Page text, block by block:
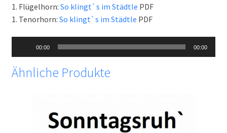
1. Flügelhorn: So klingt`s im Städtle PDF
1. Tenorhorn: So klingt`s im Städtle PDF
Player
00:00 00:00
Ähnliche Produkte